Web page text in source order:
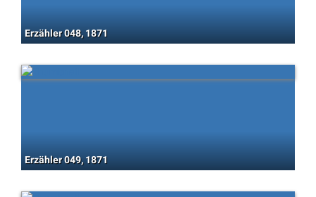
Erzähler 048, 1871
Erzähler 049, 1871